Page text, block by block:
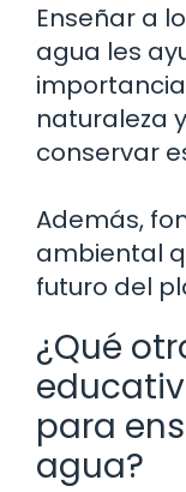
Enseñar a
agua les
naturaleza
conservar
Además,
ambiental
futuro del
¿Qué
para
agua?